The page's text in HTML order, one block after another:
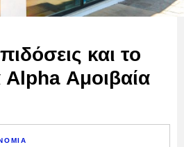
και το
Αμοιβαία